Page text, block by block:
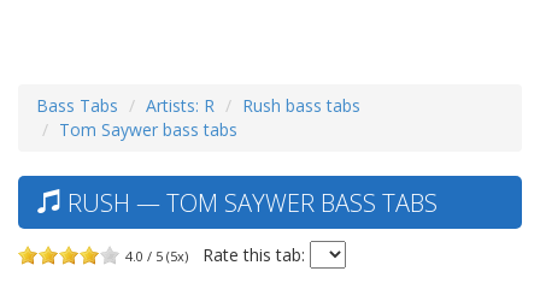
Bass Tabs Artists: R
Rush bass tabs
Tom Saywer bass tabs
RUSH — TOM SAYWER BASS TABS
4.0 / 5 (5x) Rate this tab: